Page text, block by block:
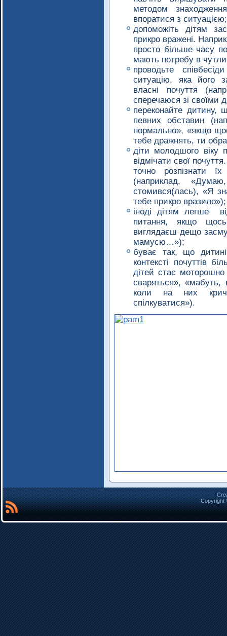
методом
впоратися з ситуацією;
допоможіть дітям
прикро вражені.
просто більше часу
мають потребу в
проводьте
ситуацію, яка його
власні почуття
сперечаюся зі своїми
переконайте дитину,
певних обставин
нормально», «якщо
тебе дражнять, ти
діти молодшого віку
відмічати свої
точно розпізнати
(наприклад,
стомився(лась), «Я
тебе прикро вразило»);
іноді дітям легше
питання, якщо
виглядаєш дещо
мамусю…»);
буває так, що
контексті почуттів
дітей стає
сваряться», «мабуть,
коли на них
спілкуватися»).
Copyright